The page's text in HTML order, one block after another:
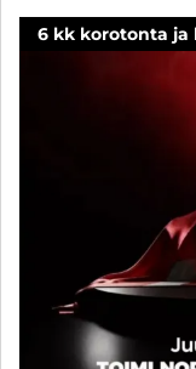
6 kk korotonta ja